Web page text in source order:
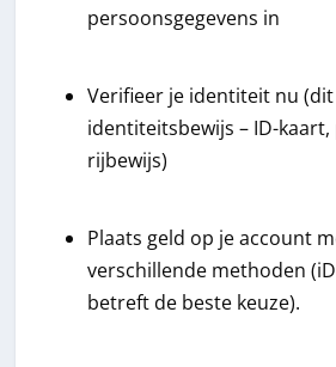
persoonsgegevens in
Verifieer je identiteit nu
identiteitsbewijs – ID-
rijbewijs)
Plaats geld op je account
verschillende methoden
betreft de beste keuze).